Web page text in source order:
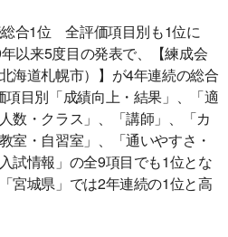
合1位 全評価項目別も1位に
以来5度目の発表で、【練成会
海道札幌市）】が4年連続の総合
目別「成績向上・結果」、「適
数・クラス」、「講師」、「カ
室・自習室」、「通いやすさ・
試情報」の全9項目でも1位とな
宮城県」では2年連続の1位と高